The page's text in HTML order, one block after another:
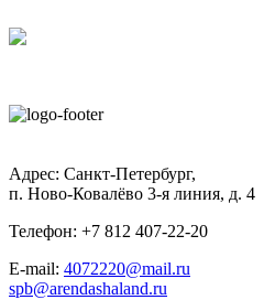
Адрес: Санкт-Петербург,
п. Ново-Ковалёво 3-я линия, д. 4
Телефон: +7 812 407-22-20
E-mail: 4072220@mail.ru
spb@arendashaland.ru